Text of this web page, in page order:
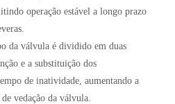
operação estável a longo prazo
da válvula é dividido em duas
e a substituição dos
de inatividade, aumentando a
vedação da válvula.